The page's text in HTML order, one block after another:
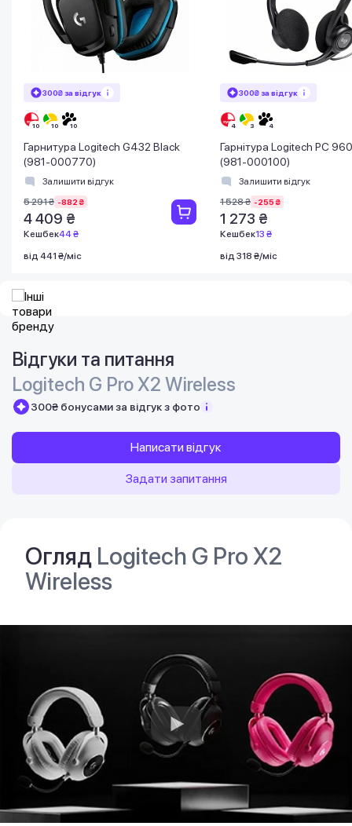
300₴ за відгук
Гарнитура Logitech G432 Black
(981-000770)
Залишити відгук
5 291 ₴ -882 ₴
4 409 ₴
Кешбек44 ₴
від 441 ₴/міс
300₴ за відгук
Гарнітура Logitech PC
(981-000100)
Залишити відгук
1 528 ₴ -255 ₴
1 273 ₴
Кешбек13 ₴
від 318 ₴/міс
Відгуки та питання
Logitech G Pro X2 Wireless
300₴ бонусами за відгук з фото
Написати відгук
Задати запитання
Огляд Logitech G Pro X2
Wireless